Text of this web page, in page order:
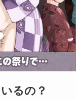
るの？